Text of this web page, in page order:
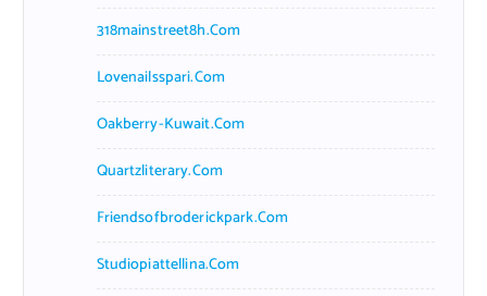
318mainstreet8h.com
Lovenailsspari.com
Oakberry-Kuwait.com
Quartzliterary.com
Friendsofbroderickpark.com
Studiopiattellina.com